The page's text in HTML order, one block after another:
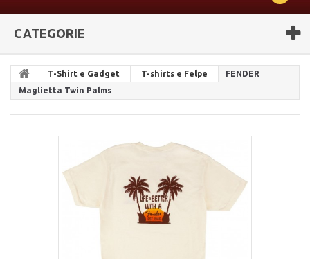
CATEGORIE
T-Shirt e Gadget T-shirts e Felpe
FENDER
Maglietta Twin Palms